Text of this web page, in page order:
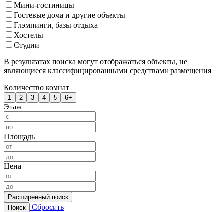
Мини-гостиницы
Гостевые дома и другие объекты
Глэмпинги, базы отдыха
Хостелы
Студии
В результатах поиска могут отображаться объекты, не
являющиеся классифицированными средствами размещения
Количество комнат
1 2 3 4 5 6+
Этаж
Площадь
Цена
Расширенный поиск
Поиск
Сбросить